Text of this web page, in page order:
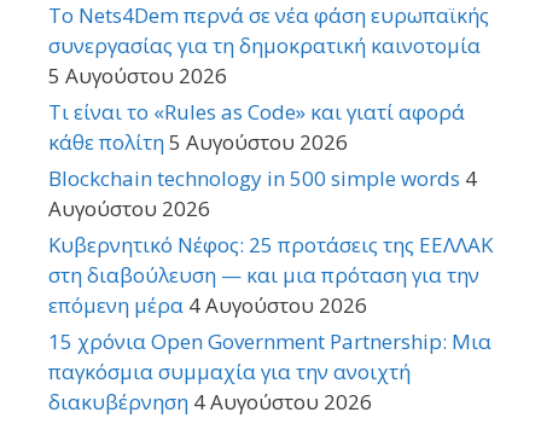
Το Nets4Dem περνά σε νέα φάση ευρωπαϊκής
συνεργασίας για τη δημοκρατική καινοτομία
5 Αυγούστου 2026
Τι είναι το «Rules as Code» και γιατί αφορά
κάθε πολίτη5 Αυγούστου 2026
Blockchain technology in 500 simple words 4
Αυγούστου 2026
Κυβερνητικό Νέφος: 25 προτάσεις της ΕΕΛΛΑΚ
στη διαβούλευση — και μια πρόταση για την
επόμενη μέρα 4 Αυγούστου 2026
15 χρόνια Open Government Partnership: Μια
παγκόσμια συμμαχία για την ανοιχτή
διακυβέρνηση 4 Αυγούστου 2026